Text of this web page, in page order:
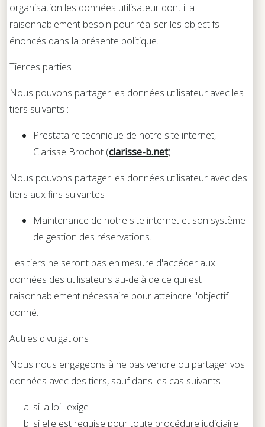
organisation les données utilisateur dont il a
raisonnablement besoin pour réaliser les objectifs
énoncés dans la présente politique.
Tierces parties :
Nous pouvons partager les données utilisateur avec les
tiers suivants :
Prestataire technique de notre site internet,
Clarisse Brochot (clarisse-b.net)
Nous pouvons partager les données utilisateur avec des
tiers aux fins suivantes
Maintenance de notre site internet et son système
de gestion des réservations.
Les tiers ne seront pas en mesure d'accéder aux
données des utilisateurs au-delà de ce qui est
raisonnablement nécessaire pour atteindre l'objectif
donné.
Autres divulgations :
Nous nous engageons à ne pas vendre ou partager vos
données avec des tiers, sauf dans les cas suivants :
si la loi l'exige
si elle est requise pour toute procédure judiciaire